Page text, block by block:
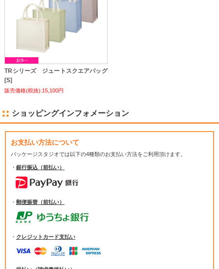
TRシリーズ ジュートスクエアバッグ
[S]
販売価格(税抜):15,100円
ショッピングインフォメーション
お支払い方法について
パッケージスタジオでは以下の4種類のお支払い方法をご利用頂けます。
・ 銀行振込（前払い）
・ 郵便振替（前払い）
・ クレジットカード支払い